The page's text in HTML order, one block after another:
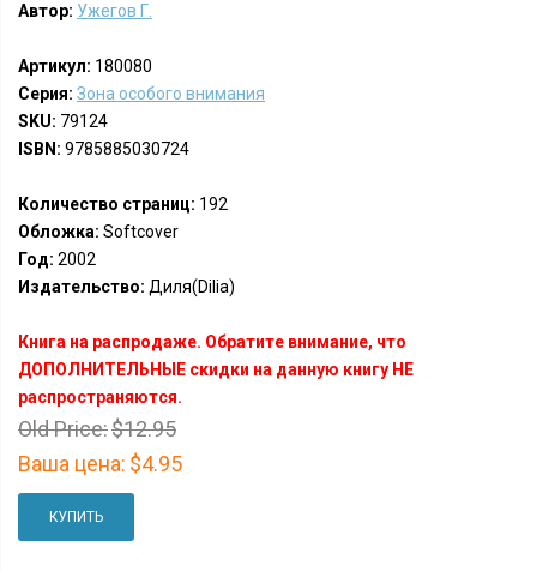
Автор: Ужегов Г.
Артикул: 180080
Серия: Зона особого внимания
SKU: 79124
ISBN: 9785885030724
Количество страниц: 192
Обложка: Softcover
Год: 2002
Издательство: Диля(Dilia)
Книга на распродаже. Обратите внимание, что
ДОПОЛНИТЕЛЬНЫЕ скидки на данную книгу НЕ
распространяются.
Old Price:$12.95
Ваша цена: $4.95
КУПИТЬ